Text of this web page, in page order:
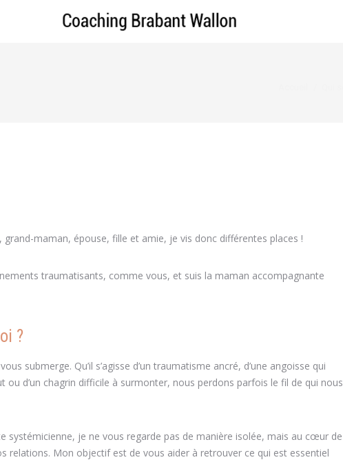
grand-maman, épouse, fille et amie, je vis donc différentes places !
traumatisants, comme vous, et suis la maman accompagnante
?
submerge. Qu’il s’agisse d’un traumatisme ancré, d’une angoisse qui
ou d’un chagrin difficile à surmonter, nous perdons parfois le fil de qui nous
systémicienne, je ne vous regarde pas de manière isolée, mais au cœur de
relations. Mon objectif est de vous aider à retrouver ce qui est essentiel